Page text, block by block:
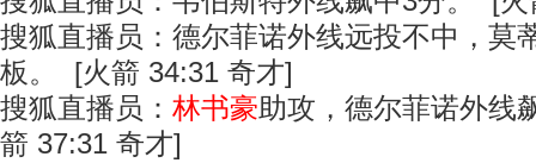
搜狐直播员：德尔菲诺外线远投不中，莫
板。 [火箭 34:31 奇才]
搜狐直播员： 林书豪助攻，德尔菲诺外线
箭 37:31 奇才]